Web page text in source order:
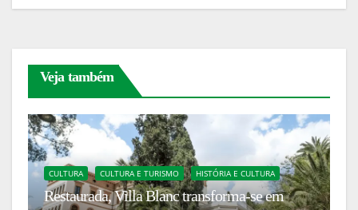
Veja também
CULTURA CULTURA E TURISMO HISTÓRIA E CULTURA
Restaurada, Villa Blanc transforma-se em